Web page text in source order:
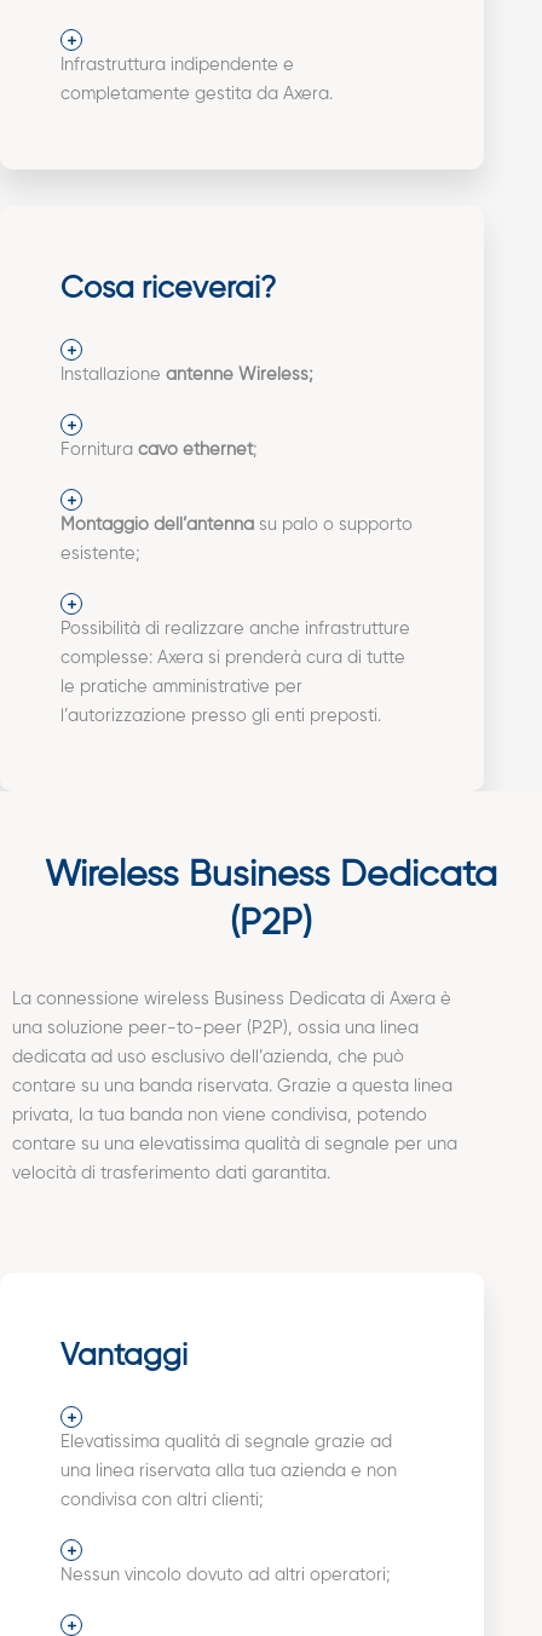
Infrastruttura indipendente e
completamente gestita da Axera.
Cosa riceverai?
Installazione antenne Wireless;
Fornitura cavo ethernet;
Montaggio dell’antenna su palo o supporto
esistente;
Possibilità di realizzare anche infrastrutture
complesse: Axera si prenderà cura di tutte
le pratiche amministrative per
l’autorizzazione presso gli enti preposti.
Wireless Business Dedicata
(P2P)
La connessione wireless Business Dedicata di Axera è
una soluzione peer-to-peer (P2P), ossia una linea
dedicata ad uso esclusivo dell’azienda, che può
contare su una banda riservata. Grazie a questa linea
privata, la tua banda non viene condivisa, potendo
contare su una elevatissima qualità di segnale per una
velocità di trasferimento dati garantita.
Vantaggi
Elevatissima qualità di segnale grazie ad
una linea riservata alla tua azienda e non
condivisa con altri clienti;
Nessun vincolo dovuto ad altri operatori;